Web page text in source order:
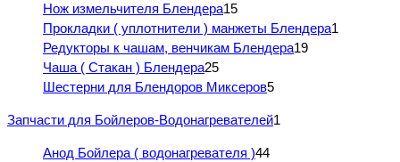
Нож измельчителя Блендера15
Прокладки ( уплотнители ) манжеты Блендера1
Редукторы к чашам, венчикам Блендера19
Чаша ( Стакан ) Блендера25
Шестерни для Блендоров Миксеров5
Запчасти для Бойлеров-Водонагревателей1
Анод Бойлера ( водонагревателя )44